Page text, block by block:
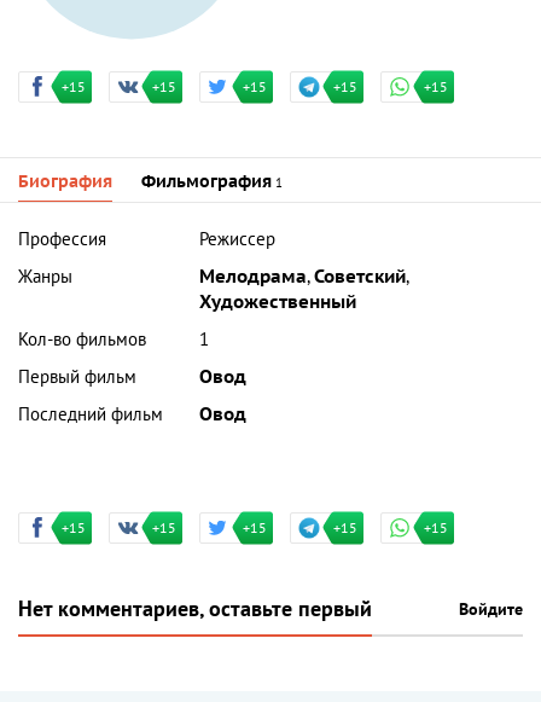
+15 +15 +15 +15 +15
Биография Фильмография 1
Профессия
Режиссер
Жанры
Мелодрама,Советский,
Художественный
Кол-во фильмов
1
Первый фильм
Овод
Последний фильм
Овод
+15 +15 +15 +15 +15
Нет комментариев, оставьте первый Войдите